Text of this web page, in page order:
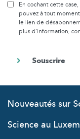
En cochant cette
pouvez à tout
le lien de
plus d’information,
Nouveautés sur
Science au